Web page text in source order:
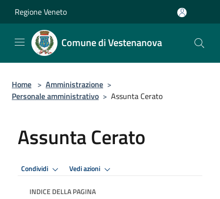
Regione Veneto
Comune di Vestenanova
Home > Amministrazione >
Personale amministrativo > Assunta Cerato
Assunta Cerato
Condividi Vedi azioni
INDICE DELLA PAGINA